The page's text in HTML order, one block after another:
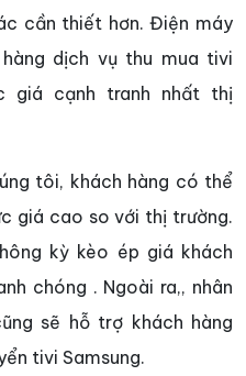
cần thiết hơn. Điện máy
dịch vụ thu mua tivi
giá cạnh tranh nhất thị
tôi, khách hàng có thể
giá cao so với thị trường.
kỳ kèo ép giá khách
chóng . Ngoài ra,, nhân
sẽ hỗ trợ khách hàng
tivi Samsung.